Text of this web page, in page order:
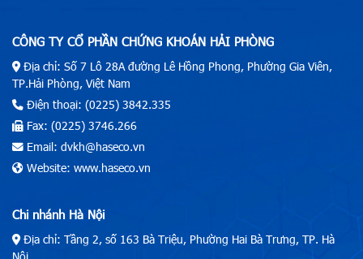
CÔNG TY CỔ PHẦN CHỨNG KHOÁN HẢI PHÒNG
Địa chỉ: Số 7 Lô 28A đường Lê Hồng Phong, Phường Gia Viên,
TP.Hải Phòng, Việt Nam
Điện thoại: (0225) 3842.335
Fax: (0225) 3746.266
Email: dvkh@haseco.vn
Website: www.haseco.vn
Chi nhánh Hà Nội
Địa chỉ: Tầng 2, số 163 Bà Triệu, Phường Hai Bà Trưng, TP. Hà